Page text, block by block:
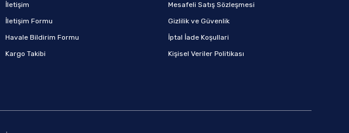
İletişim
İletişim Formu
Havale Bildirim Formu
Kargo Takibi
Mesafeli Satış Sözleşmesi
Gizlilik ve Güvenlik
İptal İade Koşullari
Kişisel Veriler Politikası